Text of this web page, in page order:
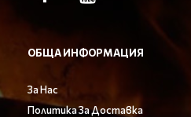
ОБЩА ИНФОРМАЦИЯ
За Нас
Политика За Доставка